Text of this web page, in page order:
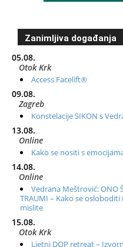
Zanimljiva događanja
05.08.
Otok Krk
Access Facelift®
09.08.
Zagreb
Konstelacije SIKON s
13.08.
Online
Kako se nositi s
14.08.
Online
Vedrana Meštrović: ONO
TRAUMI – Kako se
mislite
15.08.
Otok Krk
Ljetni DOP retreat –